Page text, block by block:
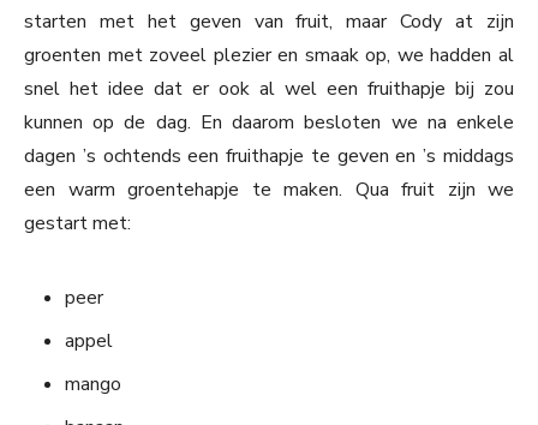
starten met het geven van fruit, maar Cody at zijn
groenten met zoveel plezier en smaak op, we hadden al
snel het idee dat er ook al wel een fruithapje bij zou
kunnen op de dag. En daarom besloten we na enkele
dagen ’s ochtends een fruithapje te geven en ’s middags
een warm groentehapje te maken. Qua fruit zijn we
gestart met:
peer
appel
mango